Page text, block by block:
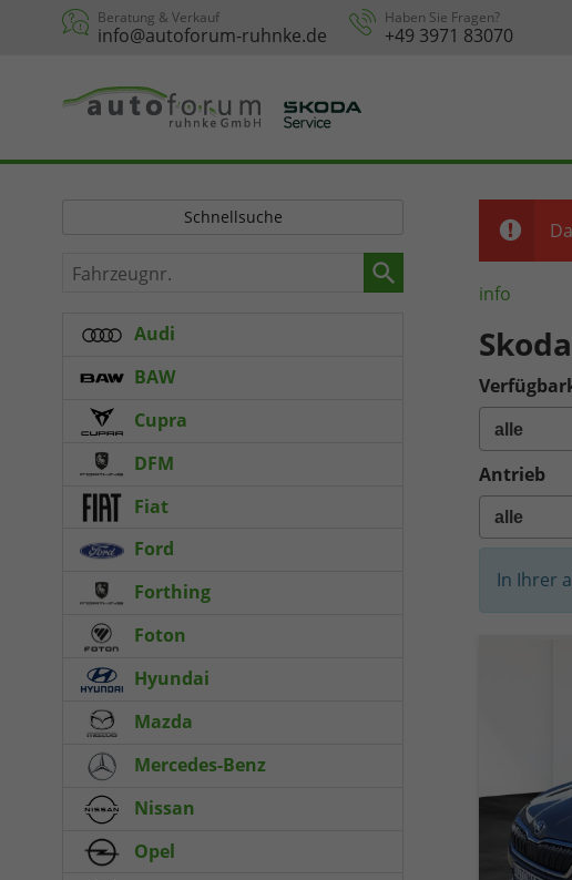
Beratung & Verkauf
info@autoforum-ruhnke.de
Haben Sie Fragen?
+49 3971 83070
info
Antrieb
In Ihrer
Schnellsuche
Fahrzeugnr.
Audi
BAW
Cupra
DFM
Fiat
Ford
Forthing
Foton
Hyundai
Mazda
Mercedes-Benz
Nissan
Opel